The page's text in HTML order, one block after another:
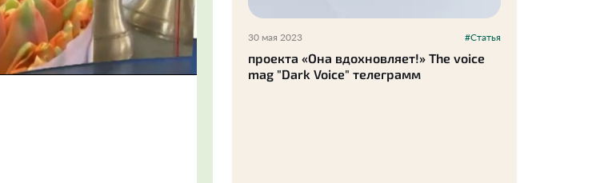
30 мая 2023 #Статья
проекта «Она вдохновляет!» The voice
mag "Dark Voice" телеграмм